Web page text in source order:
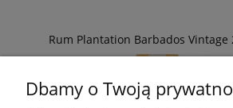
Rum Plantation Barbados Vintage
Dbamy o Twoją